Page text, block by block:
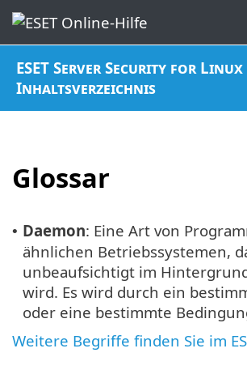
ESET Server Security for Linux
Inhaltsverzeichnis
Glossar
• Daemon: Eine Art von
ähnlichen Betriebssystemen,
unbeaufsichtigt im
wird. Es wird durch ein
oder eine bestimmte
Weitere Begriffe finden Sie im